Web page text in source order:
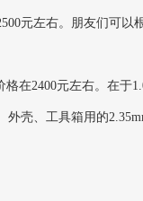
元左右。朋友们可
2400元左右。在于
壳、工具箱用的